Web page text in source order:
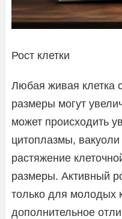
Рост клетки
Любая живая клетка
размеры могут
может происходить
цитоплазмы,
растяжение
размеры. Активный
только для молодых
дополнительное